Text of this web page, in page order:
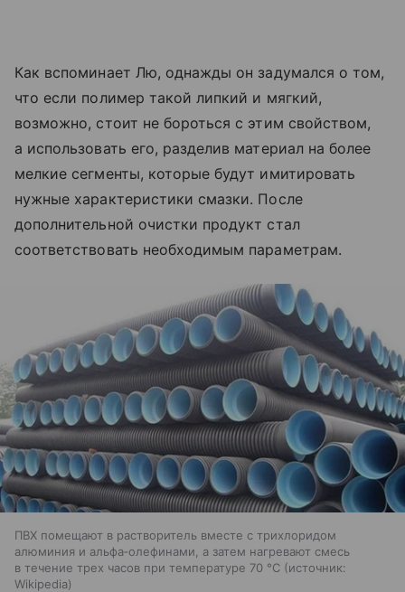
Как вспоминает Лю, однажды он задумался о том,
что если полимер такой липкий и мягкий,
возможно, стоит не бороться с этим свойством,
а использовать его, разделив материал на более
мелкие сегменты, которые будут имитировать
нужные характеристики смазки. После
дополнительной очистки продукт стал
соответствовать необходимым параметрам.
ПВХ помещают в растворитель вместе с трихлоридом
алюминия и альфа‑олефинами, а затем нагревают смесь
в течение трех часов при температуре 70 °C
источник:
Wikipedia